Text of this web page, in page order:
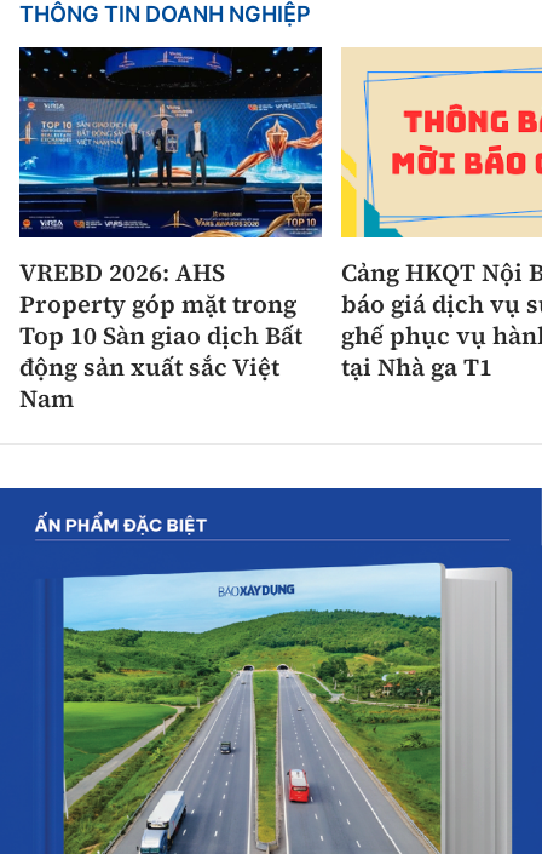
THÔNG TIN DOANH NGHIỆP
VREBD 2026: AHS
Property góp mặt trong
Top 10 Sàn giao dịch Bất
động sản xuất sắc Việt
Nam
Cảng HKQT Nội
báo giá dịch vụ
ghế phục vụ
tại Nhà ga T1